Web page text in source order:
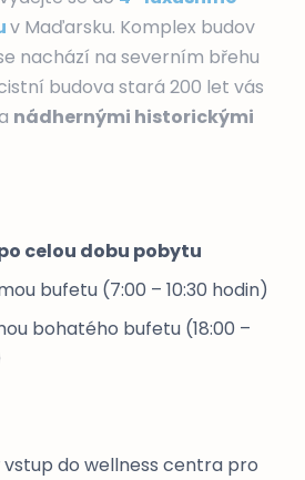
v Maďarsku. Komplex budov
nachází na severním břehu
budova stará 200 let vás
nádhernými historickými
celou dobu pobytu
bufetu (7:00 – 10:30 hodin)
bohatého bufetu (18:00 –
vstup do wellness centra pro